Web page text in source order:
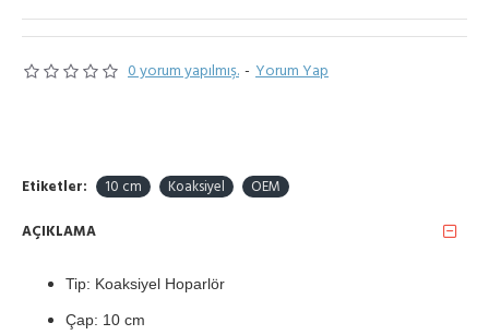
0 yorum yapılmış. - Yorum Yap
Etiketler: 10 cm Koaksiyel OEM
AÇIKLAMA
Tip: Koaksiyel Hoparlör
Çap: 10 cm